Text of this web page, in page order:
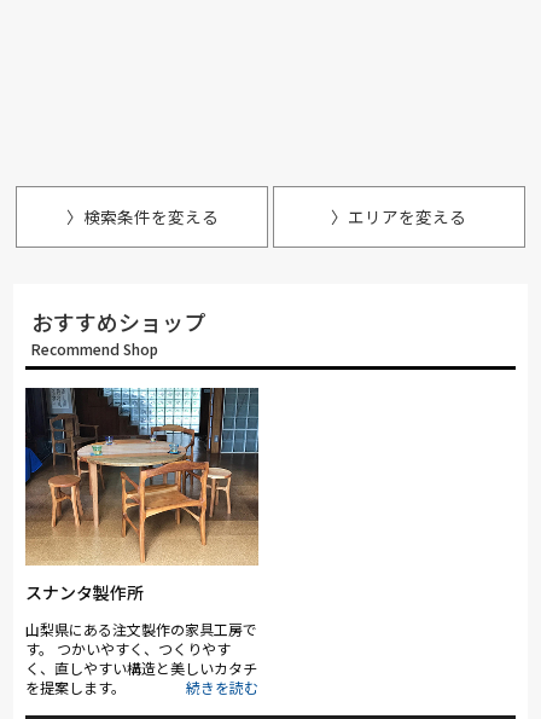
〉検索条件を変える 〉エリアを変える
おすすめショップ
Recommend Shop
スナンタ製作所
山梨県にある注文製作の家具工房で
す。 つかいやすく、つくりやす
く、直しやすい構造と美しいカタチ
を提案します。